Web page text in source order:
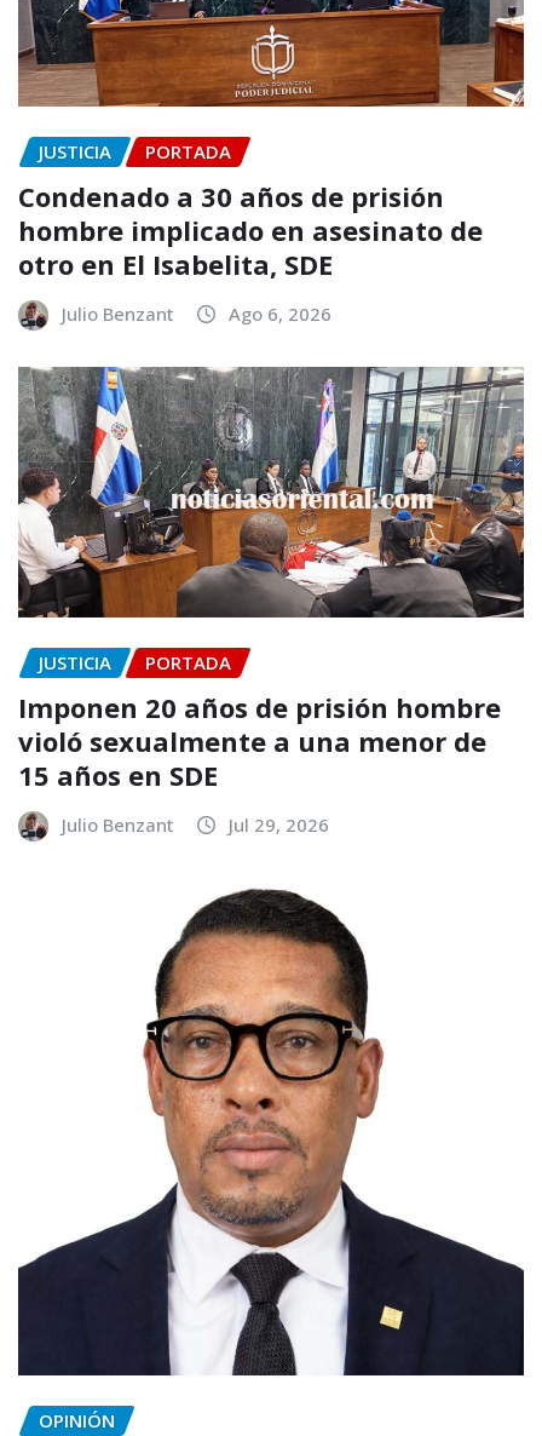
JUSTICIA PORTADA
Condenado a 30 años de prisión
hombre implicado en asesinato de
otro en El Isabelita, SDE
Julio Benzant Ago 6, 2026
JUSTICIA PORTADA
Imponen 20 años de prisión hombre
violó sexualmente a una menor de
15 años en SDE
Julio Benzant Jul 29, 2026
OPINIÓN